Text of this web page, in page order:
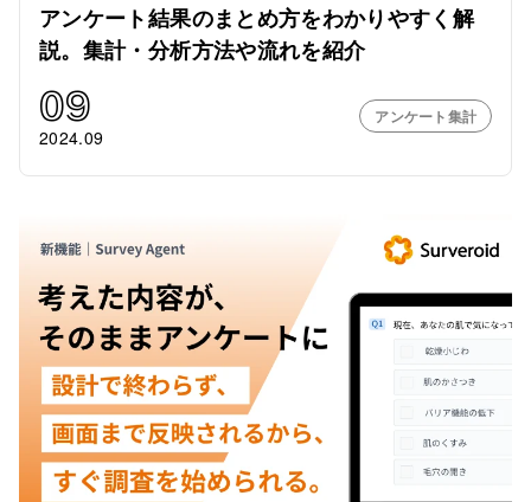
アンケート結果のまとめ方をわかりやすく解
説。集計・分析方法や流れを紹介
09
2024.09
アンケート集計